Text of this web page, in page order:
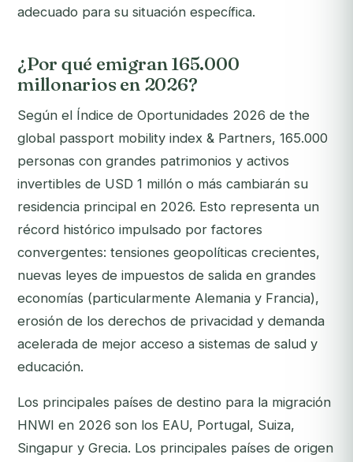
adecuado para su situación específica.
¿Por qué emigran 165.000
millonarios en 2026?
Según el Índice de Oportunidades 2026 de the
global passport mobility index & Partners, 165.000
personas con grandes patrimonios y activos
invertibles de USD 1 millón o más cambiarán su
residencia principal en 2026. Esto representa un
récord histórico impulsado por factores
convergentes: tensiones geopolíticas crecientes,
nuevas leyes de impuestos de salida en grandes
economías (particularmente Alemania y Francia),
erosión de los derechos de privacidad y demanda
acelerada de mejor acceso a sistemas de salud y
educación.
Los principales países de destino para la migración
HNWI en 2026 son los EAU, Portugal, Suiza,
Singapur y Grecia. Los principales países de origen